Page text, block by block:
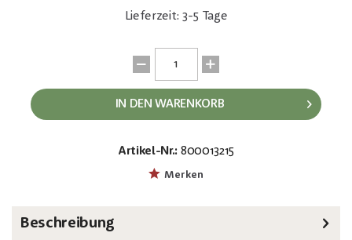
Lieferzeit: 3-5 Tage
IN DEN WARENKORB
Artikel-Nr.: 800013215
Merken
Beschreibung